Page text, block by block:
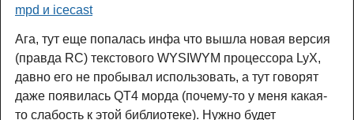
mpd и icecast
Ага, тут еще попалась инфа что вышла новая версия
(правда RC) текстового WYSIWYM процессора LyX,
давно его не пробывал использовать, а тут говорят
даже появилась QT4 морда (почему-то у меня какая-
то слабость к этой библиотеке). Нужно будет